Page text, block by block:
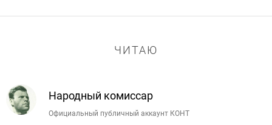
ЧИТАЮ
Народный комиссар
Официальный публичный аккаунт КОНТ